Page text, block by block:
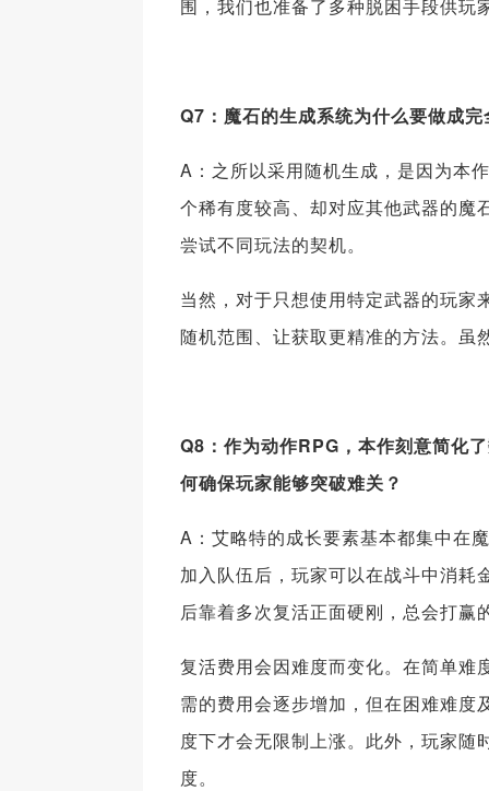
围，我们也准备了多种脱困手段供玩
Q7：魔石的生成系统为什么要做成
A：之所以采用随机生成，是因为本
个稀有度较高、却对应其他武器的
尝试不同玩法的契机。
当然，对于只想使用特定武器的玩家
随机范围、让获取更精准的方法。虽
Q8：作为动作RPG，本作刻意简化
何确保玩家能够突破难关？
A：艾略特的成长要素基本都集中在
加入队伍后，玩家可以在战斗中消耗
后靠着多次复活正面硬刚，总会打赢
复活费用会因难度而变化。在简单难
需的费用会逐步增加，但在困难难度
度下才会无限制上涨。此外，玩家
度。